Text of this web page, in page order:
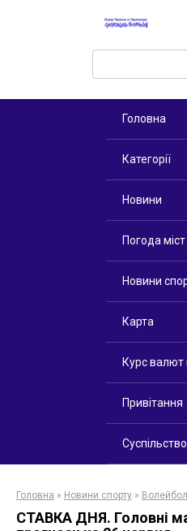
Поиск:
Головна
Категорії
Новини
Погода міст
Новини
Карта
Курс валют
Привітання
Суспільство
Головна » Новини спорту » Волейбол
СТАВКА ДНЯ. Головні